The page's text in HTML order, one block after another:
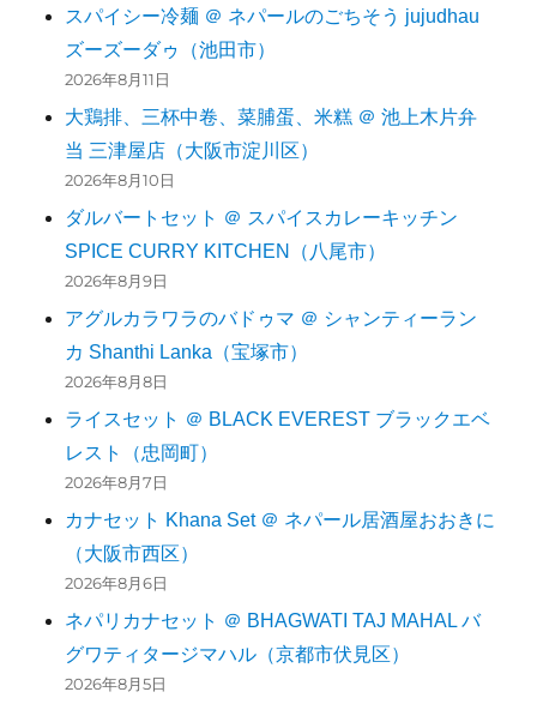
スパイシー冷麺 ＠ ネパールのごちそう jujudhau
ズーズーダゥ（池田市）
2026年8月11日
大鶏排、三杯中卷、菜脯蛋、米糕 ＠ 池上木片弁
当 三津屋店（大阪市淀川区）
2026年8月10日
ダルバートセット ＠ スパイスカレーキッチン
SPICE CURRY KITCHEN（八尾市）
2026年8月9日
アグルカラワラのバドゥマ ＠ シャンティーラン
カ Shanthi Lanka（宝塚市）
2026年8月8日
ライスセット ＠ BLACK EVEREST ブラックエベ
レスト（忠岡町）
2026年8月7日
カナセット Khana Set ＠ ネパール居酒屋おおきに
（大阪市西区）
2026年8月6日
ネパリカナセット ＠ BHAGWATI TAJ MAHAL バ
グワティタージマハル（京都市伏見区）
2026年8月5日